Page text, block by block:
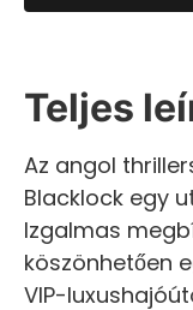
Teljes
Az angol
Blacklock egy
Izgalmas
köszönhetően
VIP-